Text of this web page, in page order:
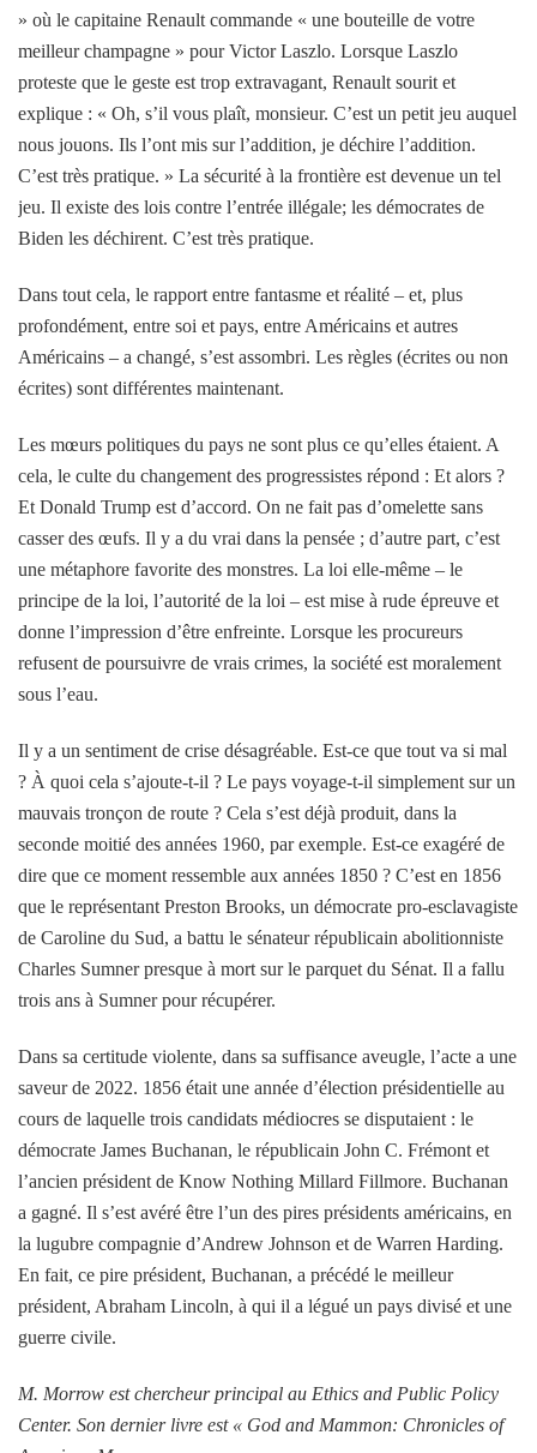
» où le capitaine Renault commande « une bouteille de votre
meilleur champagne » pour Victor Laszlo. Lorsque Laszlo
proteste que le geste est trop extravagant, Renault sourit et
explique : « Oh, s’il vous plaît, monsieur. C’est un petit jeu auquel
nous jouons. Ils l’ont mis sur l’addition, je déchire l’addition.
C’est très pratique. » La sécurité à la frontière est devenue un tel
jeu. Il existe des lois contre l’entrée illégale; les démocrates de
Biden les déchirent. C’est très pratique.
Dans tout cela, le rapport entre fantasme et réalité – et, plus
profondément, entre soi et pays, entre Américains et autres
Américains – a changé, s’est assombri. Les règles (écrites ou non
écrites) sont différentes maintenant.
Les mœurs politiques du pays ne sont plus ce qu’elles étaient. A
cela, le culte du changement des progressistes répond : Et alors ?
Et Donald Trump est d’accord. On ne fait pas d’omelette sans
casser des œufs. Il y a du vrai dans la pensée ; d’autre part, c’est
une métaphore favorite des monstres. La loi elle-même – le
principe de la loi, l’autorité de la loi – est mise à rude épreuve et
donne l’impression d’être enfreinte. Lorsque les procureurs
refusent de poursuivre de vrais crimes, la société est moralement
sous l’eau.
Il y a un sentiment de crise désagréable. Est-ce que tout va si mal
? À quoi cela s’ajoute-t-il ? Le pays voyage-t-il simplement sur un
mauvais tronçon de route ? Cela s’est déjà produit, dans la
seconde moitié des années 1960, par exemple. Est-ce exagéré de
dire que ce moment ressemble aux années 1850 ? C’est en 1856
que le représentant Preston Brooks, un démocrate pro-esclavagiste
de Caroline du Sud, a battu le sénateur républicain abolitionniste
Charles Sumner presque à mort sur le parquet du Sénat. Il a fallu
trois ans à Sumner pour récupérer.
Dans sa certitude violente, dans sa suffisance aveugle, l’acte a une
saveur de 2022. 1856 était une année d’élection présidentielle au
cours de laquelle trois candidats médiocres se disputaient : le
démocrate James Buchanan, le républicain John C. Frémont et
l’ancien président de Know Nothing Millard Fillmore. Buchanan
a gagné. Il s’est avéré être l’un des pires présidents américains, en
la lugubre compagnie d’Andrew Johnson et de Warren Harding.
En fait, ce pire président, Buchanan, a précédé le meilleur
président, Abraham Lincoln, à qui il a légué un pays divisé et une
guerre civile.
M. Morrow est chercheur principal au Ethics and Public Policy
Center. Son dernier livre est « God and Mammon: Chronicles of